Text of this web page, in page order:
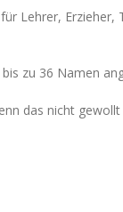
Lehrer, Erzieher,
zu 36 Namen
gewollt ist,